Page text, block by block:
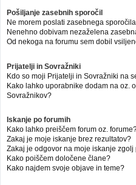
Pošiljanje zasebnih sporočil
Ne morem poslati zasebnega
Nenehno dobivam nezaželena
Od nekoga na forumu sem dobil
Prijatelji in Sovražniki
Kdo so moji Prijatelji in Sovražniki na
Kako lahko uporabnike dodam na oz.
Sovražnikov?
Iskanje po forumih
Kako lahko preiščem forum oz.
Zakaj je moje iskanje brez rezultatov?
Zakaj je odgovor na moje iskanje zgolj
Kako poiščem določene člane?
Kako najdem svoje objave in teme?